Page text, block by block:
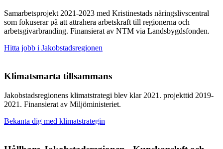
Samarbetsprojekt 2021-2023 med Kristinestads näringslivscentral
som fokuserar på att attrahera arbetskraft till regionerna och
arbetsgivarbranding. Finansierat av NTM via Landsbygdsfonden.
Hitta jobb i Jakobstadsregionen
Klimatsmarta tillsammans
Jakobstadsregionens klimatstrategi blev klar 2021. projekttid 2019-
2021. Finansierat av Miljöministeriet.
Bekanta dig med klimatstrategin